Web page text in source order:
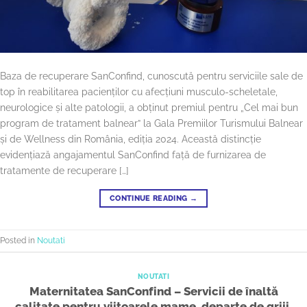
Baza de recuperare SanConfind, cunoscută pentru serviciile sale de
top în reabilitarea pacienților cu afecțiuni musculo-scheletale,
neurologice și alte patologii, a obținut premiul pentru „Cel mai bun
program de tratament balnear” la Gala Premiilor Turismului Balnear
și de Wellness din România, ediția 2024. Această distincție
evidențiază angajamentul SanConfind față de furnizarea de
tratamente de recuperare […]
CONTINUE READING →
Posted in Noutati
NOUTATI
Maternitatea SanConfind – Servicii de înaltă